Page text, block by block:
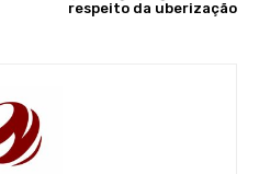
respeito da uberização